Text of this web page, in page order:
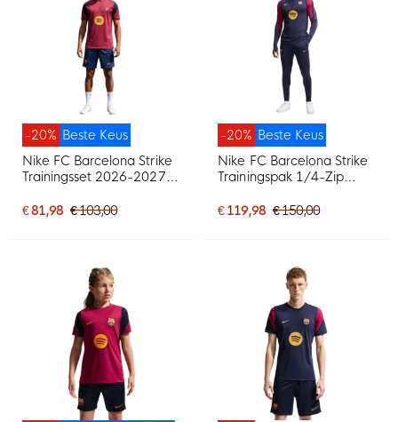
Beste Keus
-20%
Nike FC Barcelona Strike
Trainingsset 2026-2027
€ 81,98 € 103,00
Beste Keus
-20%
Nike FC Barcelona Strike
Trainingspak 1/4-Zip
Rood Geel
€ 119,98 € 150,00